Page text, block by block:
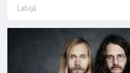
Latvijā